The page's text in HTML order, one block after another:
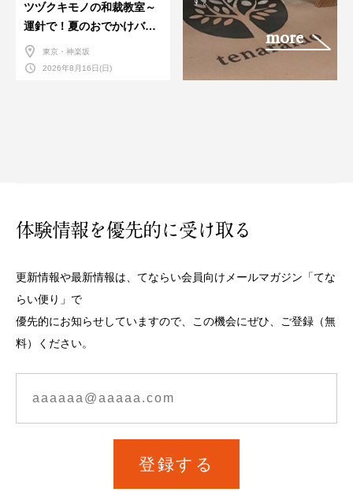
ツヅクキモノの和裁教室～
運針で！夏のおでかけバン
ダナバッグづくり～
東京・神楽坂
2026年8月16日(日)
more
体験情報を優先的に受け取る
更新情報や最新情報は、てならい会員向けメールマガジン「てな
らい便り」で
優先的にお知らせしていますので、この機会にぜひ、ご登録（無
料）ください。
登録する